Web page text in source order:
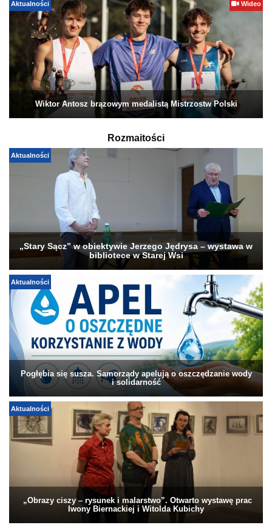
Aktualności Wideo
Wiktor Antosz brązowym medalistą Mistrzostw Polski
Rozmaitości
Aktualności
„Stary Sącz” w obiektywie Jerzego Jędrysa – wystawa w
bibliotece w Starej Wsi
Aktualności
Pogłębia się susza. Samorządy apelują o oszczędzanie wody
i solidarność
Aktualności
„Obrazy ciszy – rysunek i malarstwo”. Otwarto wystawę prac
Iwony Biernackiej i Witolda Kubichy